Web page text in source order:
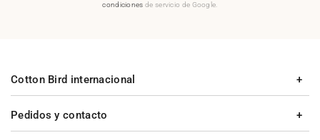
condiciones de servicio de Google.
Pedidos y contacto
Cotton Bird internacional